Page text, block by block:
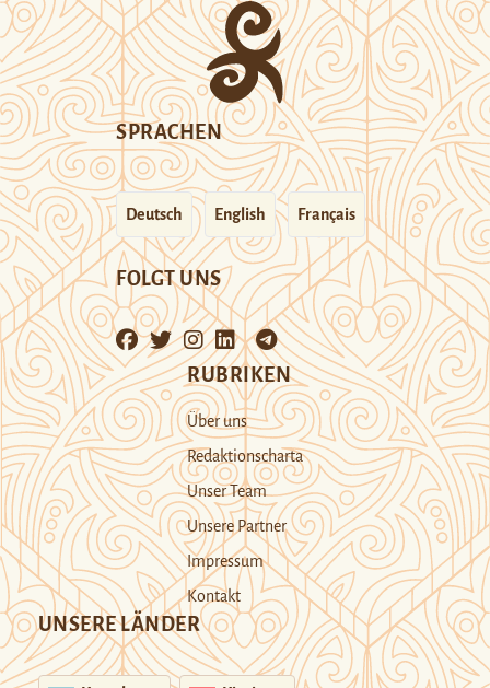
SPRACHEN
Deutsch English Français
FOLGT UNS
RUBRIKEN
Über uns
Redaktionscharta
Unser Team
Unsere Partner
Impressum
Kontakt
UNSERE LÄNDER